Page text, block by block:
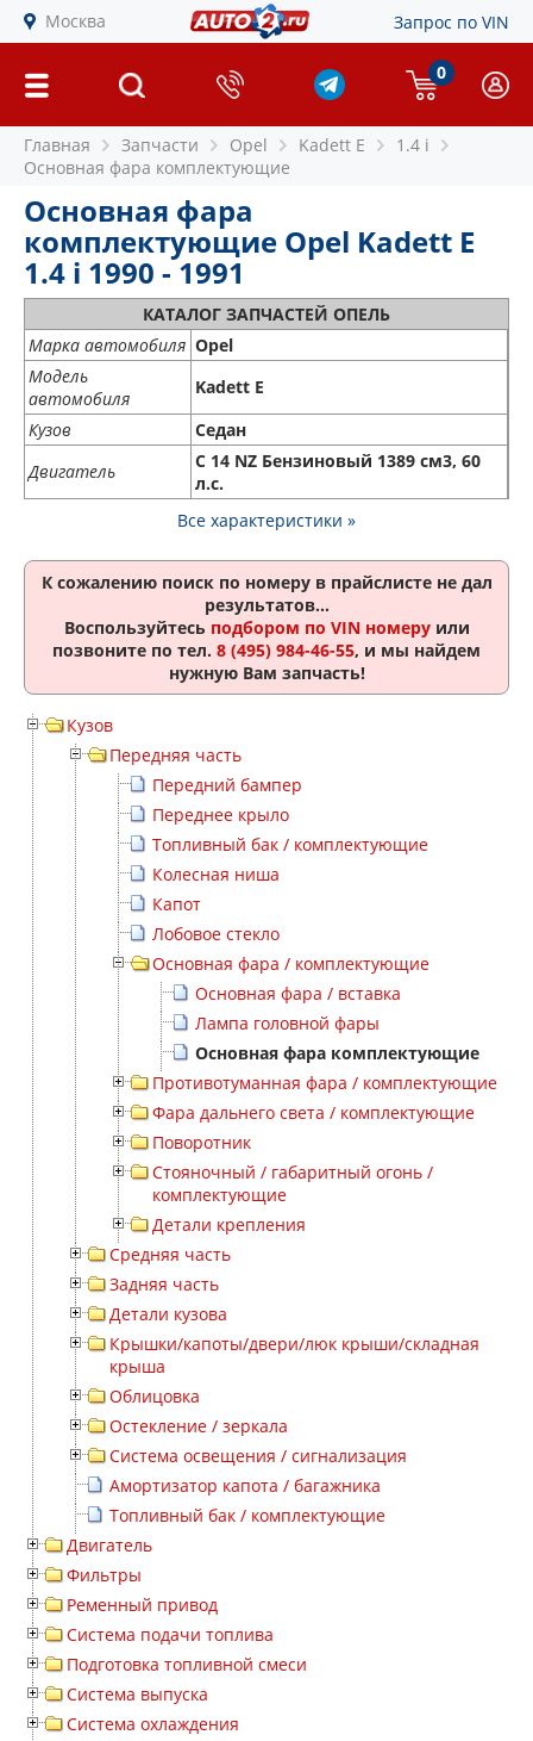
Москва Запрос по VIN
0
Главная Запчасти Opel Kadett E
1.4 i
Основная фара комплектующие
Основная фара
комплектующие Opel Kadett E
1.4 i 1990 - 1991
КАТАЛОГ ЗАПЧАСТЕЙ ОПЕЛЬ
Марка автомобиля Opel
Модель
автомобиля
Kadett E
Кузов
Седан
Двигатель
C 14 NZ Бензиновый 1389 см3, 60
л.с.
Все характеристики »
К сожалению поиск по номеру в прайслисте не дал
результатов...
Воспользуйтесь подбором по VIN номеруили
позвоните по тел. 8 (495) 984-46-55, и мы найдем
нужную Вам запчасть!
Кузов
Передняя часть
Передний бампер
Переднее крыло
Топливный бак / комплектующие
Колесная ниша
Капот
Лобовое стекло
Основная фара / комплектующие
Основная фара / вставка
Лампа головной фары
Основная фара комплектующие
Противотуманная фара / комплектующие
Фара дальнего света / комплектующие
Поворотник
Стояночный / габаритный огонь /
комплектующие
Детали крепления
Средняя часть
Задняя часть
Детали кузова
Крышки/капоты/двери/люк крыши/складная
крыша
Облицовка
Остекление / зеркала
Система освещения / сигнализация
Амортизатор капота / багажника
Топливный бак / комплектующие
Двигатель
Фильтры
Ременный привод
Система подачи топлива
Подготовка топливной смеси
Система выпуска
Система охлаждения